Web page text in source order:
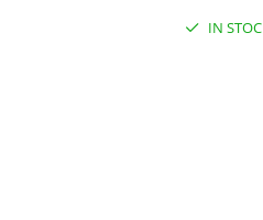
IN STOC